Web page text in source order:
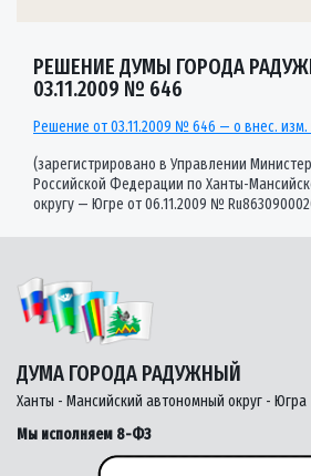
РЕШЕНИЕ ДУМЫ ГОРОДА
03.11.2009 № 646
Решение от 03.11.2009 № 646 — о внес. изм.
(зарегистрировано в Управлении
Российской Федерации по Ханты-
округу — Югре от 06.11.2009 №
ДУМА ГОРОДА РАДУЖНЫЙ
Ханты - Мансийский автономный округ - Югра
Мы исполняем 8-ФЗ